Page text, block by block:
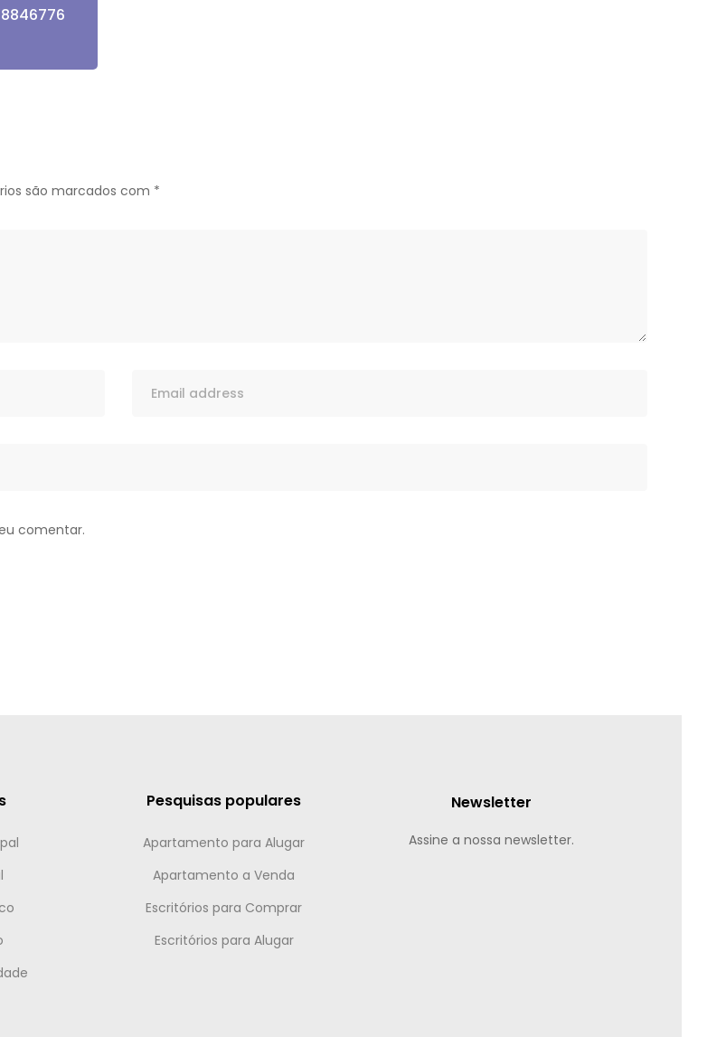
são marcados com *
comentar.
Pesquisas populares
Apartamento para Alugar
Apartamento a Venda
Escritórios para Comprar
Escritórios para Alugar
Newsletter
Assine a nossa newsletter.